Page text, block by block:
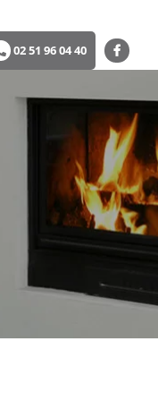
02 51 96 04 40